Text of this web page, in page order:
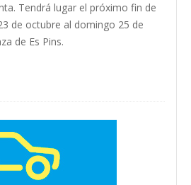
Tendrá lugar el próximo fin de
de octubre al domingo 25 de
de Es Pins.